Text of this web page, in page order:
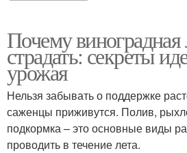
Почему
страдать: секреты
урожая
Нельзя забывать о поддержке
саженцы приживутся. Полив,
подкормка – это основные виды
проводить в течение лета.